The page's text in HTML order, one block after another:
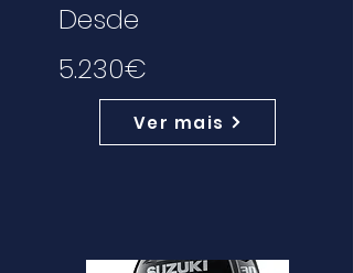
Desde
5.230€
Ver mais